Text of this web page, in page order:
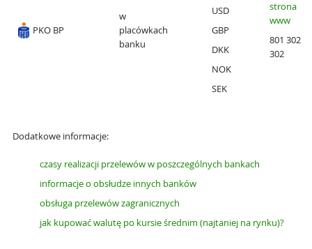
PKO BP
w
placówkach
banku
USD
GBP
DKK
NOK
SEK
strona
www
801 302
302
Dodatkowe informacje:
czasy realizacji przelewów w poszczególnych bankach
informacje o obsłudze innych banków
obsługa przelewów zagranicznych
jak kupować walutę po kursie średnim (najtaniej na rynku)?